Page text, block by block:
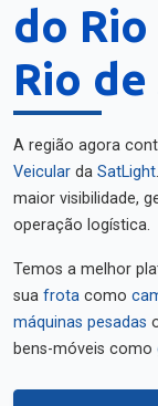
do
Rio
A região agora
Veicular da SatLight
maior visibilidade,
operação logística.
Temos a melhor
sua frota como
máquinas pesadas
bens-móveis como